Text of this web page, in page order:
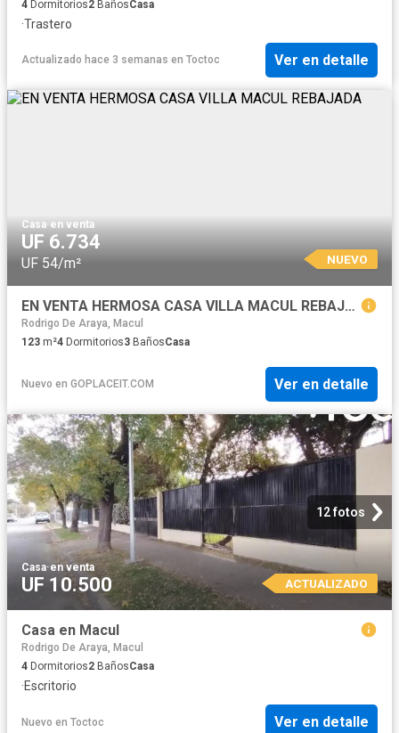
4 Dormitorios2 BañosCasa
·Trastero
Actualizado hace 3 semanas en Toctoc Ver en detalle
Casa·en venta
UF 6.734
UF 54/m² NUEVO
EN VENTA HERMOSA CASA VILLA MACUL REBAJADA
Rodrigo De Araya, Macul
123 m²4 Dormitorios3 BañosCasa
Nuevo en GOPLACEIT.COM Ver en detalle
12 fotos
Casa·en venta
UF 10.500 ACTUALIZADO
Casa en Macul
Rodrigo De Araya, Macul
4 Dormitorios2 BañosCasa
·Escritorio
Nuevo en Toctoc Ver en detalle